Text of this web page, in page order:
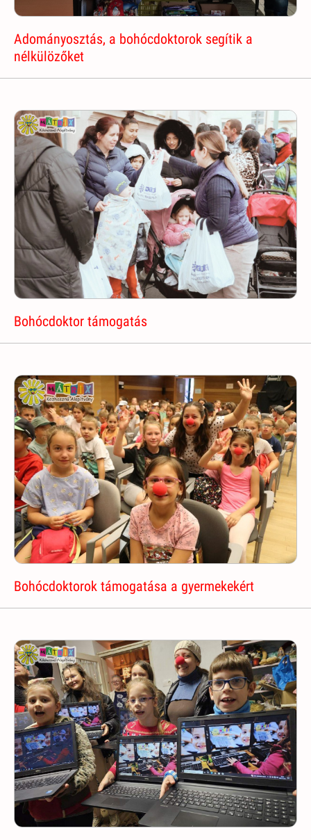
Adományosztás, a bohócdoktorok segítik a
nélkülözőket
Bohócdoktor támogatás
Bohócdoktorok támogatása a gyermekekért